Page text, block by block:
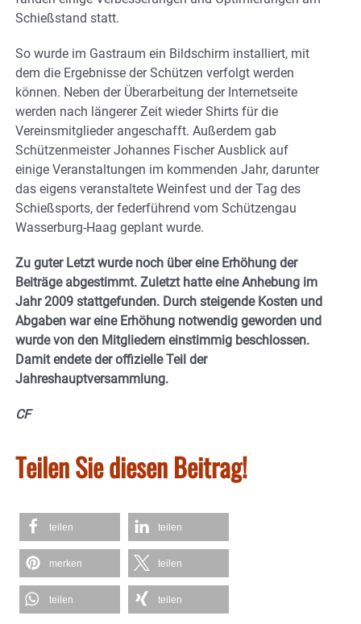
Schießstand statt.
So wurde im Gastraum ein Bildschirm installiert, mit
dem die Ergebnisse der Schützen verfolgt werden
können. Neben der Überarbeitung der Internetseite
werden nach längerer Zeit wieder Shirts für die
Vereinsmitglieder angeschafft. Außerdem gab
Schützenmeister Johannes Fischer Ausblick auf
einige Veranstaltungen im kommenden Jahr, darunter
das eigens veranstaltete Weinfest und der Tag des
Schießsports, der federführend vom Schützengau
Wasserburg-Haag geplant wurde.
Zu guter Letzt wurde noch über eine Erhöhung der
Beiträge abgestimmt. Zuletzt hatte eine Anhebung im
Jahr 2009 stattgefunden. Durch steigende Kosten und
Abgaben war eine Erhöhung notwendig geworden und
wurde von den Mitgliedern einstimmig beschlossen.
Damit endete der offizielle Teil der
Jahreshauptversammlung.
CF
Teilen Sie diesen Beitrag!
teilen teilen
merken teilen
teilen teilen